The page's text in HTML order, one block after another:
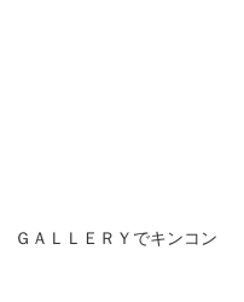
ＡＬＬＥＲＹでキンコン